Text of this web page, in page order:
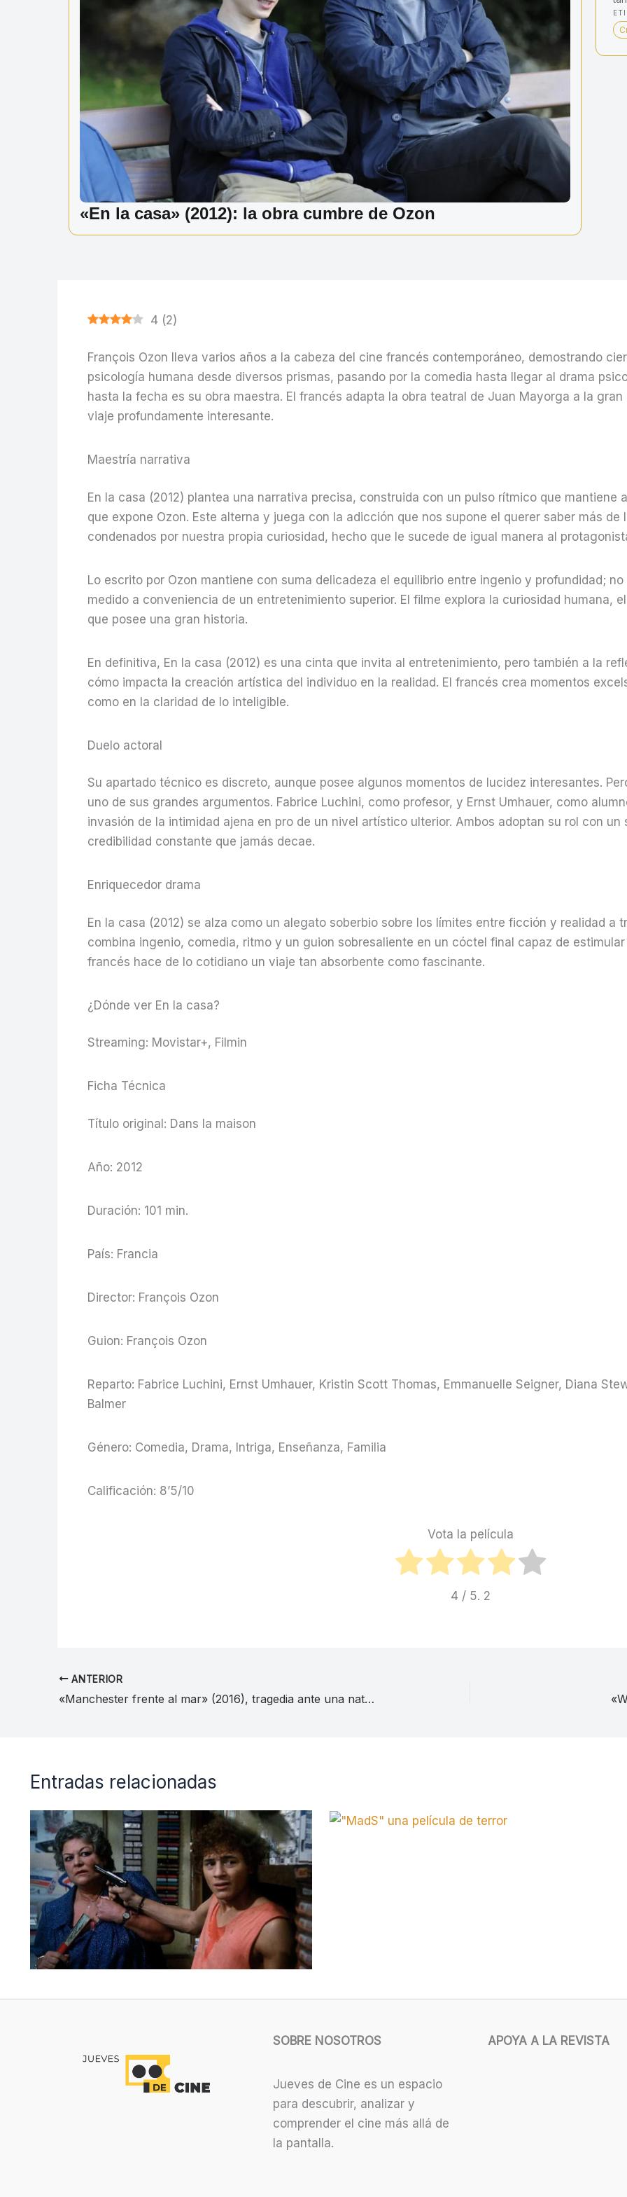
«En la casa» (2012): la obra cumbre de Ozon
4 (2)
François Ozon lleva varios años a la cabeza del cine francés contemporáneo, demostrando
psicología humana desde diversos prismas, pasando por la comedia hasta llegar al drama
hasta la fecha es su obra maestra. El francés adapta la obra teatral de Juan Mayorga a la
viaje profundamente interesante.
Maestría narrativa
En la casa (2012) plantea una narrativa precisa, construida con un pulso rítmico que mantiene
que expone Ozon. Este alterna y juega con la adicción que nos supone el querer saber más
condenados por nuestra propia curiosidad, hecho que le sucede de igual manera al
Lo escrito por Ozon mantiene con suma delicadeza el equilibrio entre ingenio y profundidad;
medido a conveniencia de un entretenimiento superior. El filme explora la curiosidad humana,
que posee una gran historia.
En definitiva, En la casa (2012) es una cinta que invita al entretenimiento, pero también a la
cómo impacta la creación artística del individuo en la realidad. El francés crea momentos
como en la claridad de lo inteligible.
Duelo actoral
Su apartado técnico es discreto, aunque posee algunos momentos de lucidez interesantes.
uno de sus grandes argumentos. Fabrice Luchini, como profesor, y Ernst Umhauer, como
invasión de la intimidad ajena en pro de un nivel artístico ulterior. Ambos adoptan su rol con
credibilidad constante que jamás decae.
Enriquecedor drama
En la casa (2012) se alza como un alegato soberbio sobre los límites entre ficción y realidad a
combina ingenio, comedia, ritmo y un guion sobresaliente en un cóctel final capaz de
francés hace de lo cotidiano un viaje tan absorbente como fascinante.
¿Dónde ver En la casa?
Streaming: Movistar+, Filmin
Ficha Técnica
Título original: Dans la maison
Año: 2012
Duración: 101 min.
País: Francia
Director: François Ozon
Guion: François Ozon
Reparto: Fabrice Luchini, Ernst Umhauer, Kristin Scott Thomas, Emmanuelle Seigner, Diana
Balmer
Género: Comedia, Drama, Intriga, Enseñanza, Familia
Calificación: 8’5/10
Vota la película
4/ 5. 2
ANTERIOR
«Manchester frente al mar» (2016), tragedia ante una naturaleza inmutable
Entradas relacionadas
SOBRE NOSOTROS
Jueves de Cine es un espacio
para descubrir, analizar y
comprender el cine más allá de
la pantalla.
APOYA A LA REVISTA